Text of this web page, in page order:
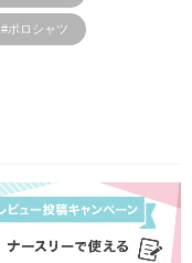
#ポロシャツ